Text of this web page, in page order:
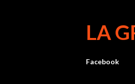
LA
Facebook